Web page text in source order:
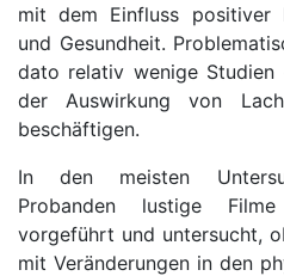
mit dem Einfluss positiver
und Gesundheit.
dato relativ wenige
der Auswirkung von
beschäftigen.
In den meisten
Probanden lustige
vorgeführt und untersucht,
mit Veränderungen in den